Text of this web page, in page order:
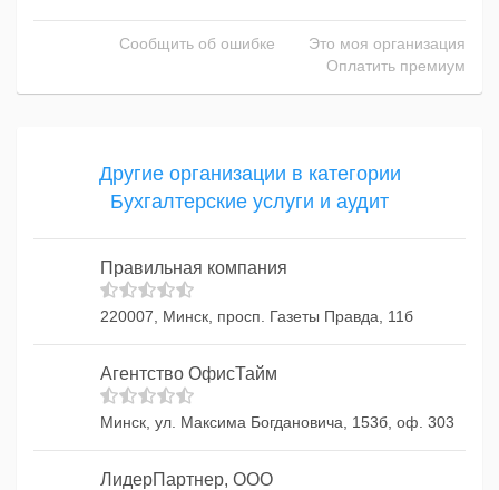
Сообщить об ошибке
Это моя организация
Оплатить премиум
Другие организации в категории
Бухгалтерские услуги и аудит
Правильная компания
220007, Минск, просп. Газеты Правда, 11б
Агентство ОфисТайм
Минск, ул. Максима Богдановича, 153б, оф. 303
ЛидерПартнер, ООО